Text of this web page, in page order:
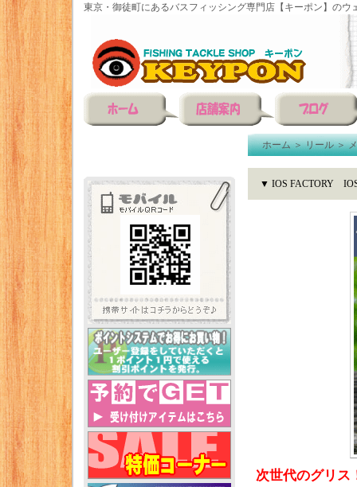
東京・御徒町にあるバスフィッシング専門店【キーポン】のウ
ホーム＞リール＞
▼ IOS FACTORY
次世代のグリス